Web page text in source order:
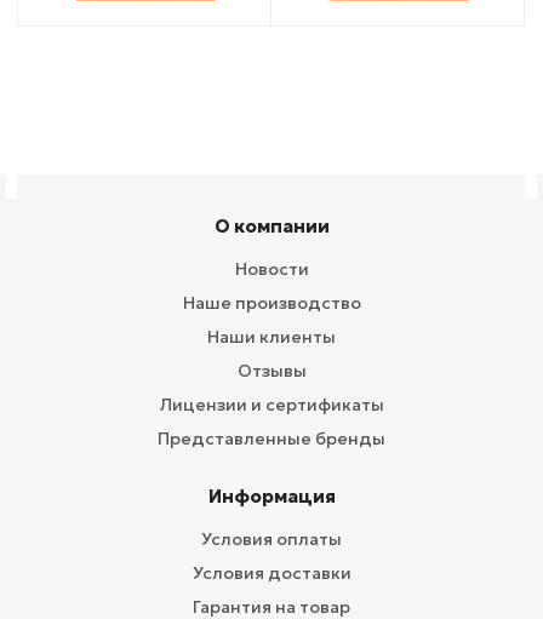
О компании
Новости
Наше производство
Наши клиенты
Отзывы
Лицензии и сертификаты
Представленные бренды
Информация
Условия оплаты
Условия доставки
Гарантия на товар